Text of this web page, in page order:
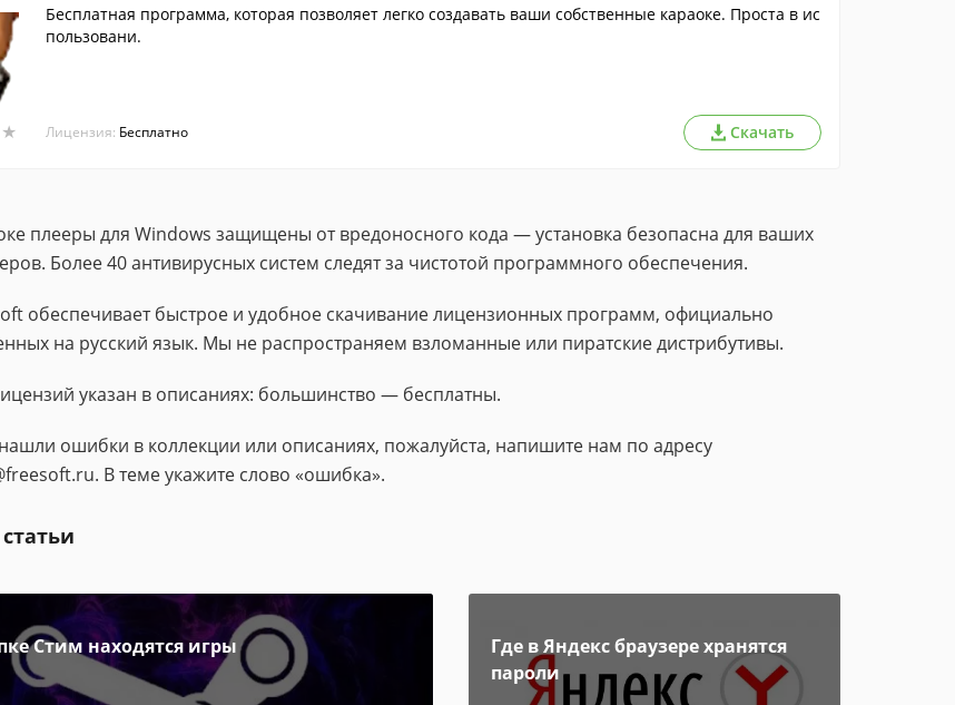
★
★
Бесплатная программа, которая позволяет легко создавать ваши собственные караоке. Проста в ис
пользовани.
Лицензия: Бесплатно Скачать
плееры для Windows защищены от вредоносного кода — установка безопасна для ваших
Более 40 антивирусных систем следят за чистотой программного обеспечения.
обеспечивает быстрое и удобное скачивание лицензионных программ, официально
на русский язык. Мы не распространяем взломанные или пиратские дистрибутивы.
указан в описаниях: большинство — бесплатны.
ошибки в коллекции или описаниях, пожалуйста, напишите нам по адресу
В теме укажите слово «ошибка».
Стим находятся игры
Где в Яндекс браузере хранятся
пароли